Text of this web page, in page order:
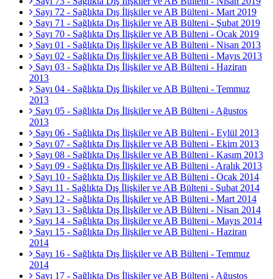
Sayı 72 - Sağlıkta Dış İlişkiler ve AB Bülteni - Mart 2019
Sayı 71 - Sağlıkta Dış İlişkiler ve AB Bülteni - Şubat 2019
Sayı 70 - Sağlıkta Dış İlişkiler ve AB Bülteni - Ocak 2019
Sayı 01 - Sağlıkta Dış İlişkiler ve AB Bülteni - Nisan 2013
Sayı 02 - Sağlıkta Dış İlişkiler ve AB Bülteni - Mayıs 2013
Sayı 03 - Sağlıkta Dış İlişkiler ve AB Bülteni - Haziran
2013
Sayı 04 - Sağlıkta Dış İlişkiler ve AB Bülteni - Temmuz
2013
Sayı 05 - Sağlıkta Dış İlişkiler ve AB Bülteni - Ağustos
2013
Sayı 06 - Sağlıkta Dış İlişkiler ve AB Bülteni - Eylül 2013
Sayı 07 - Sağlıkta Dış İlişkiler ve AB Bülteni - Ekim 2013
Sayı 08 - Sağlıkta Dış İlişkiler ve AB Bülteni - Kasım 2013
Sayı 09 - Sağlıkta Dış İlişkiler ve AB Bülteni - Aralık 2013
Sayı 10 - Sağlıkta Dış İlişkiler ve AB Bülteni - Ocak 2014
Sayı 11 - Sağlıkta Dış İlişkiler ve AB Bülteni - Şubat 2014
Sayı 12 - Sağlıkta Dış İlişkiler ve AB Bülteni - Mart 2014
Sayı 13 - Sağlıkta Dış İlişkiler ve AB Bülteni - Nisan 2014
Sayı 14 - Sağlıkta Dış İlişkiler ve AB Bülteni - Mayıs 2014
Sayı 15 - Sağlıkta Dış İlişkiler ve AB Bülteni - Haziran
2014
Sayı 16 - Sağlıkta Dış İlişkiler ve AB Bülteni - Temmuz
2014
Sayı 17 - Sağlıkta Dış İlişkiler ve AB Bülteni - Ağustos